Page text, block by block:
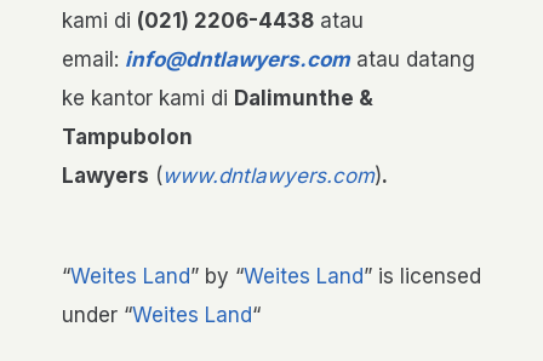
kami di (021) 2206-4438 atau
email: info@dntlawyers.com atau datang
ke kantor kami di Dalimunthe &
Tampubolon
Lawyers (www.dntlawyers.com).
“Weites Land” by “Weites Land” is licensed
under “Weites Land“